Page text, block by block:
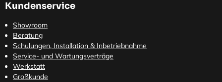
Kundenservice
Showroom
Beratung
Schulungen, Installation & Inbetriebnahme
Service- und Wartungsverträge
Werkstatt
Großkunde